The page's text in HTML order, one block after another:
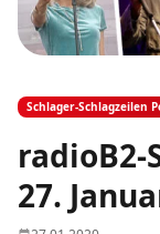
Schlager-Schlagzeilen
radioB2-
27.